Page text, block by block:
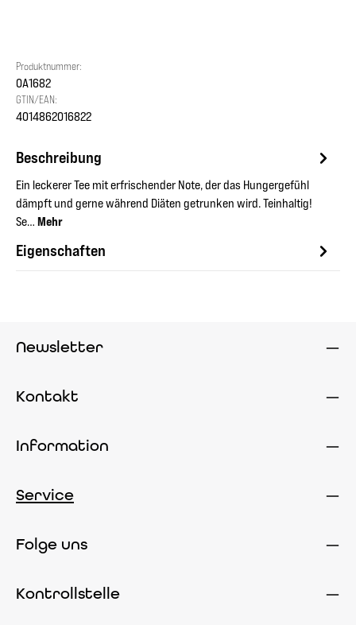
Produktnummer:
OA1682
GTIN/EAN:
4014862016822
Beschreibung
Ein leckerer Tee mit erfrischender Note, der das Hungergefühl
dämpft und gerne während Diäten getrunken wird. Teinhaltig!
Se… Mehr
Eigenschaften
Newsletter
Kontakt
Information
Service
Folge uns
Kontrollstelle